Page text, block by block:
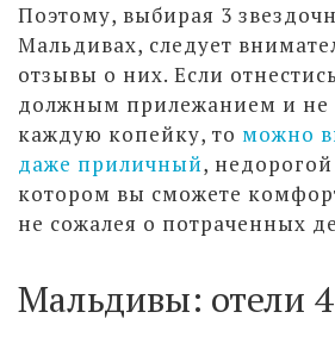
Поэтому, выбирая 3
Мальдивах, следует
отзывы о них. Если
должным прилежанием и не
каждую копейку, то можно
даже приличный, недорогой
котором вы сможете
не сожалея о потраченных
Мальдивы: отели